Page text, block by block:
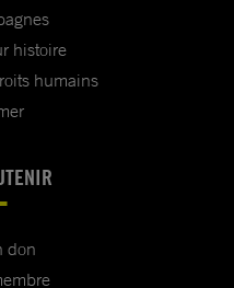
histoire
humains
don